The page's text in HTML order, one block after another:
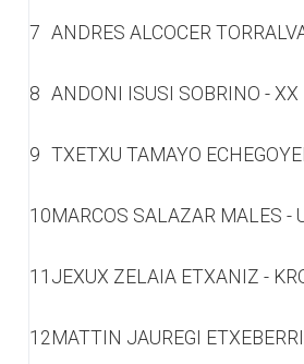
7 ANDRES ALCOCER
8 ANDONI ISUSI SOBRINO - XX
9 TXETXU TAMAYO
10MARCOS SALAZAR MALES -
11 JEXUX ZELAIA ETXANIZ -
12 MATTIN JAUREGI